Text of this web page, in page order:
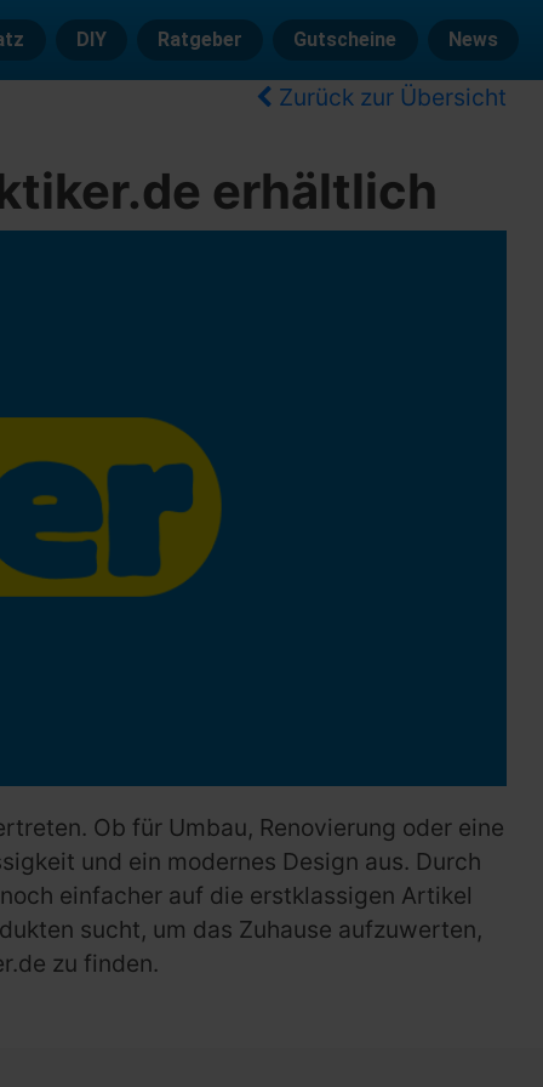
DIY Ratgeber Gutscheine News
Zurück zur Übersicht
erhältlich
Ob für Umbau, Renovierung oder eine
und ein modernes Design aus. Durch
einfacher auf die erstklassigen Artikel
sucht, um das Zuhause aufzuwerten,
zu finden.